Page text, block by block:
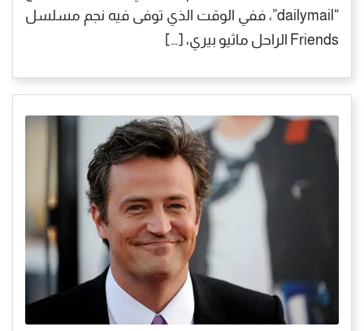
“dailymail”، ففي الوقت الذي توفى فيه نجم مسلسل
Friends الراحل ماثيو بيري، […]